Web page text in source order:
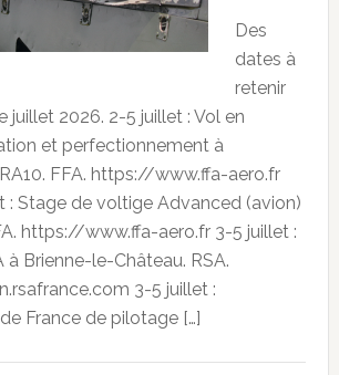
Des
dates à
retenir
juillet 2026. 2-5 juillet : Vol en
et perfectionnement à
FFA. https://www.ffa-aero.fr
: Stage de voltige Advanced (avion)
https://www.ffa-aero.fr 3-5 juillet :
à Brienne-le-Château. RSA.
3-5 juillet :
France de pilotage […]